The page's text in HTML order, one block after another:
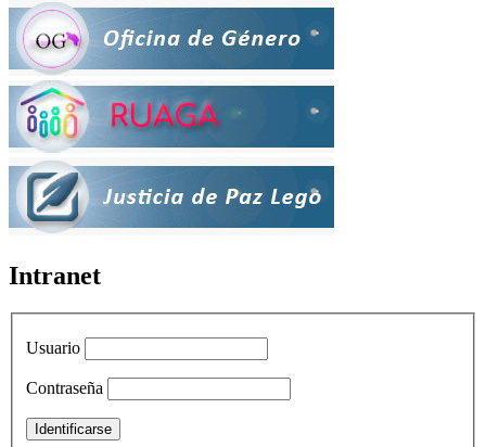
Intranet
Usuario
Contraseña